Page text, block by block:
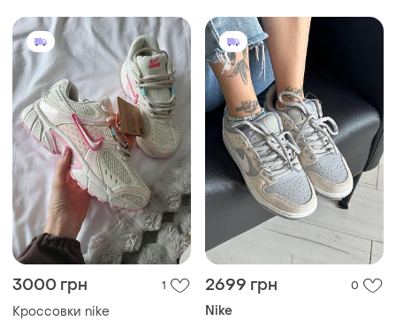
3000 грн 1
Кроссовки nike
2699 грн 0
Nike